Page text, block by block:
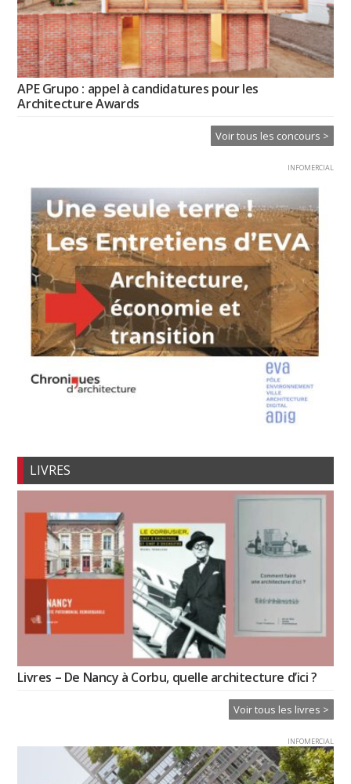
APE Grupo : appel à candidatures pour les
Architecture Awards
Voir tous les concours >
INFOMERCIAL
LIVRES
Livres – De Nancy à Corbu, quelle architecture d’ici ?
Voir tous les livres >
INFOMERCIAL